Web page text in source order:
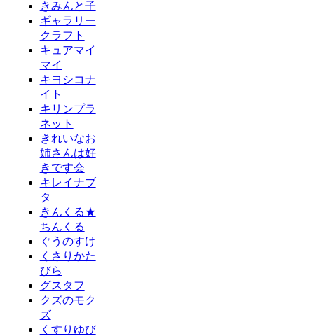
きみんと子
ギャラリー
クラフト
キュアマイ
マイ
キヨシコナ
イト
キリンプラ
ネット
きれいなお
姉さんは好
きです会
キレイナブ
タ
きんくる★
ちんくる
ぐうのすけ
くさりかた
びら
グスタフ
クズのモク
ズ
くすりゆび